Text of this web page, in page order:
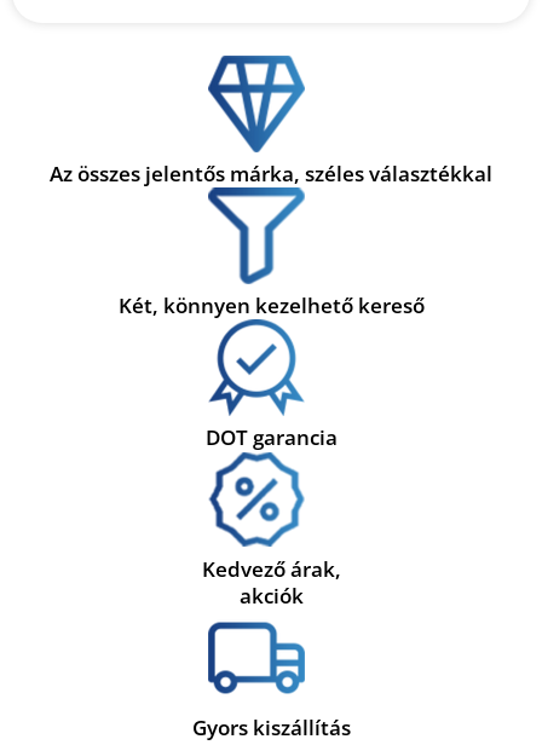
Az összes jelentős márka, széles választékkal
Két, könnyen kezelhető kereső
DOT garancia
Kedvező árak,
akciók
Gyors kiszállítás